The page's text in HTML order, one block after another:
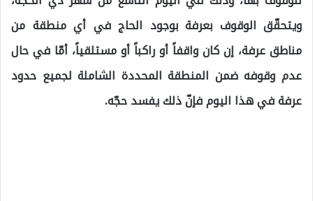
ويتحقّق الوقوف بعرفة بوجود الحاج في أي منطقة من
مناطق عرفة، إن كان واقفاً أو راكباً أو مستلقياً، أمّا في حال
عدم وقوفه ضمن المنطقة المحددة الشاملة لجميع حدود
عرفة في هذا اليوم فإنّ ذلك يفسد حجّه.